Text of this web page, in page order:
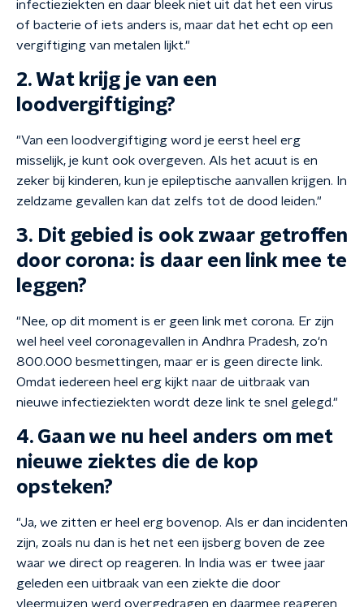
infectieziekten en daar bleek niet uit dat het een virus
of bacterie of iets anders is, maar dat het echt op een
vergiftiging van metalen lijkt."
2. Wat krijg je van een
loodvergiftiging?
"Van een loodvergiftiging word je eerst heel erg
misselijk, je kunt ook overgeven. Als het acuut is en
zeker bij kinderen, kun je epileptische aanvallen krijgen. In
zeldzame gevallen kan dat zelfs tot de dood leiden."
3. Dit gebied is ook zwaar getroffen
door corona: is daar een link mee te
leggen?
"Nee, op dit moment is er geen link met corona. Er zijn
wel heel veel coronagevallen in Andhra Pradesh, zo'n
800.000 besmettingen, maar er is geen directe link.
Omdat iedereen heel erg kijkt naar de uitbraak van
nieuwe infectieziekten wordt deze link te snel gelegd."
4. Gaan we nu heel anders om met
nieuwe ziektes die de kop
opsteken?
"Ja, we zitten er heel erg bovenop. Als er dan incidenten
zijn, zoals nu dan is het net een ijsberg boven de zee
waar we direct op reageren. In India was er twee jaar
geleden een uitbraak van een ziekte die door
vleermuizen werd overgedragen en daarmee reageren